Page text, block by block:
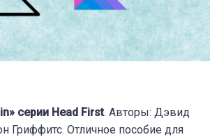
серии Head First. Авторы: Дэвид
Гриффитс. Отличное пособие для